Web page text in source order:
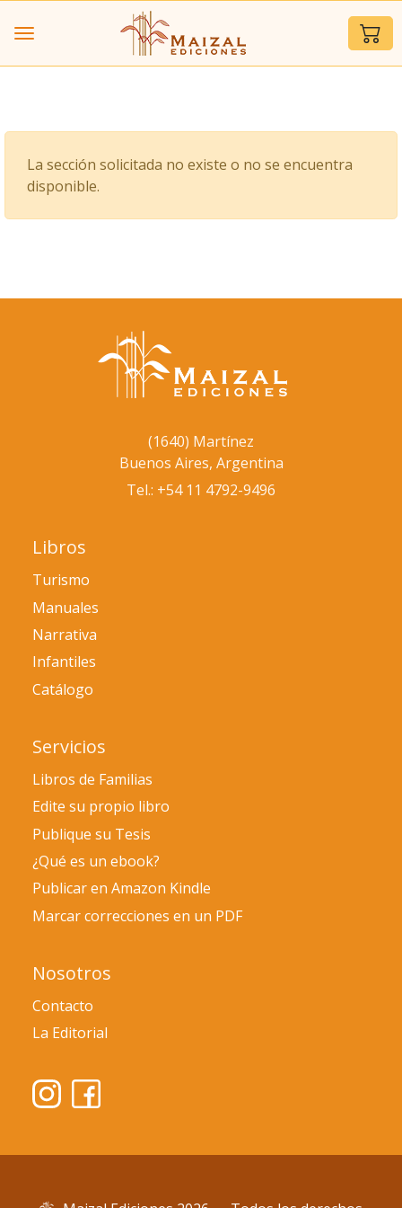
La sección solicitada no existe o no se encuentra
disponible.
(1640) Martínez
Buenos Aires, Argentina
Tel.: +54 11 4792-9496
Libros
Turismo
Manuales
Narrativa
Infantiles
Catálogo
Servicios
Libros de Familias
Edite su propio libro
Publique su Tesis
¿Qué es un ebook?
Publicar en Amazon Kindle
Marcar correcciones en un PDF
Nosotros
Contacto
La Editorial